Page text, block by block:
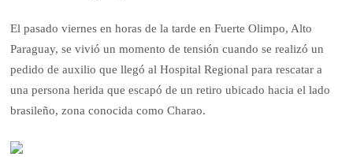
El pasado viernes en horas de la tarde en Fuerte Olimpo, Alto
Paraguay, se vivió un momento de tensión cuando se realizó un
pedido de auxilio que llegó al Hospital Regional para rescatar a
una persona herida que escapó de un retiro ubicado hacia el lado
brasileño, zona conocida como Charao.